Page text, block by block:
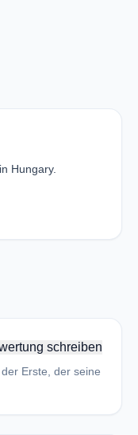
Hungary.
schreiben
Erste, der seine